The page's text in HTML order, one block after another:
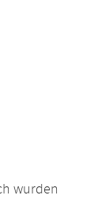
wurden